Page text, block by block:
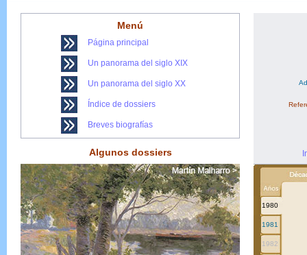
Menú
Página principal
Un panorama del siglo XIX
Un panorama del siglo XX
Índice de dossiers
Breves biografías
Algunos dossiers
1980
1981
1982